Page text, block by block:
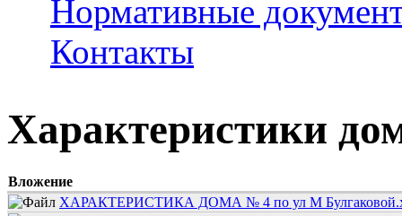
Нормативные
Контакты
Характеристики
Вложение
ХАРАКТЕРИСТИКА ДОМА № 4 по ул М